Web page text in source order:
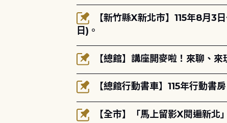
【新竹縣X新北市】115年8月3
日)。
【總館】講座開麥啦！來聊、
【總館行動書車】115年行動
【全市】「馬上留影X閱遍新北